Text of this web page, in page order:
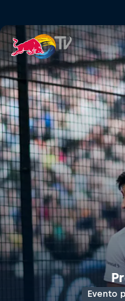
Lotto
Evento